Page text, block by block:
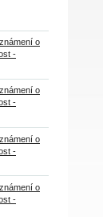
o
-
o
-
o
-
o
-